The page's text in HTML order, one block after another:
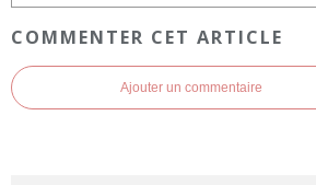
COMMENTER CET ARTICLE
Ajouter un commentaire